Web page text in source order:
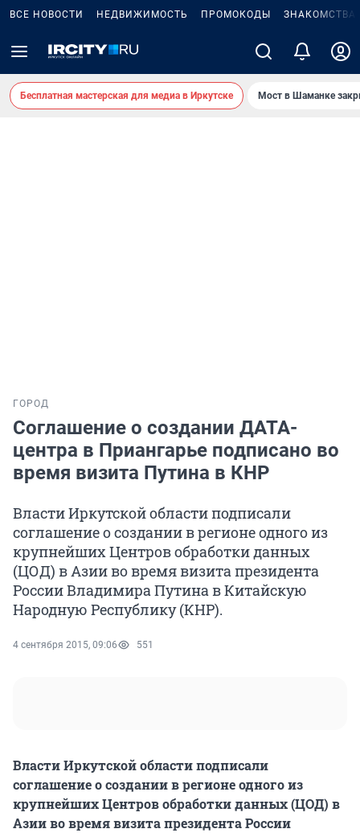
ВСЕ НОВОСТИ НЕДВИЖИМОСТЬ ПРОМОКОДЫ ЗНАКОМСТВА
Бесплатная мастерская для медиа в Иркутске Мост в Шаманке
ГОРОД
Соглашение о создании ДАТА-
центра в Приангарье подписано во
время визита Путина в КНР
Власти Иркутской области подписали
соглашение о создании в регионе одного из
крупнейших Центров обработки данных
(ЦОД) в Азии во время визита президента
России Владимира Путина в Китайскую
Народную Республику (КНР).
4 сентября 2015, 09:06 551
Власти Иркутской области подписали
соглашение о создании в регионе одного из
крупнейших Центров обработки данных (ЦОД) в
Азии во время визита президента России